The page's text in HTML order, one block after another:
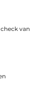
van